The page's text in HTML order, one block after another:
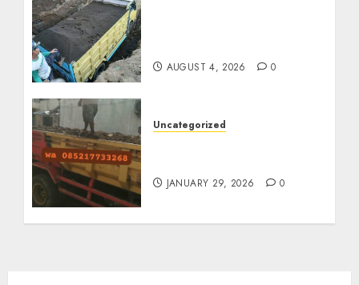
AUGUST 4, 2026 0
Uncategorized
JANUARY 29, 2026 0